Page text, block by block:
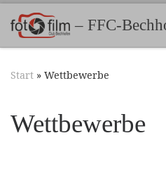
Zum Inhalt springen
– FFC-
Start » Wettbewerbe
Wettbewerbe